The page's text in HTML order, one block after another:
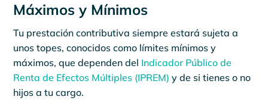
Máximos y Mínimos
Tu prestación contributiva siempre estará sujeta a
unos topes, conocidos como límites mínimos y
máximos, que dependen del Indicador Público de
Renta de Efectos Múltiples (IPREM) y de si tienes o no
hijos a tu cargo.